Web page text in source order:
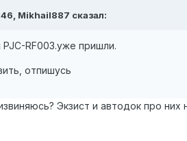
Mikhail887 сказал:
PJC-RF003.уже пришли.
отпишусь
Экзист и автодок про